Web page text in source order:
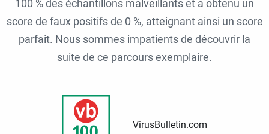
100 % des échantillons malveillants et a obtenu un
score de faux positifs de 0 %, atteignant ainsi un score
parfait. Nous sommes impatients de découvrir la
suite de ce parcours exemplaire.
VirusBulletin.com